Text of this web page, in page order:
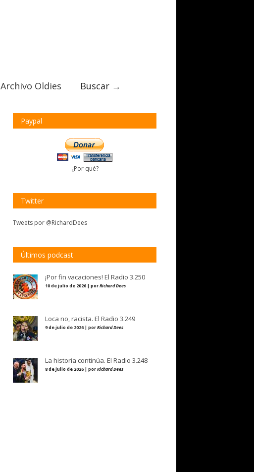
Archivo Oldies Buscar →
Paypal
¿Por qué?
Twitter
Tweets por @RichardDees
Últimos podcast
¡Por fin vacaciones! El Radio 3.250
10 de julio de 2026 | porRichard Dees
Loca no, racista. El Radio 3.249
9 de julio de 2026 | porRichard Dees
La historia continúa. El Radio 3.248
8 de julio de 2026 | porRichard Dees